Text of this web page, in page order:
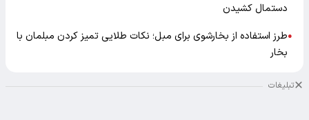
دستمال کشیدن
●طرز استفاده از بخارشوی برای مبل؛ نکات طلایی تمیز کردن مبلمان با
بخار
تبلیغات